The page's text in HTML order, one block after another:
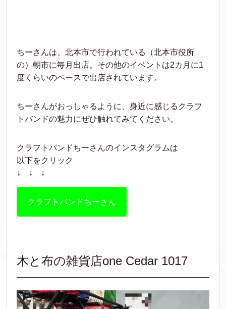
ちーさんは、北本市で行われている（北本市役所
の）朝市に毎月出店。その他のイベントは2カ月に1
度くらいのペースで出店されています。
ちーさんがおっしゃるように、身近に感じるクラフ
トバンドの魅力にぜひ触れてみてください。
クラフトバンドちーさんのインスタグラムは
以下をクリック
↓ ↓ ↓
クラフトバンドちーさん
木と布の雑貨店one Cedar 1017